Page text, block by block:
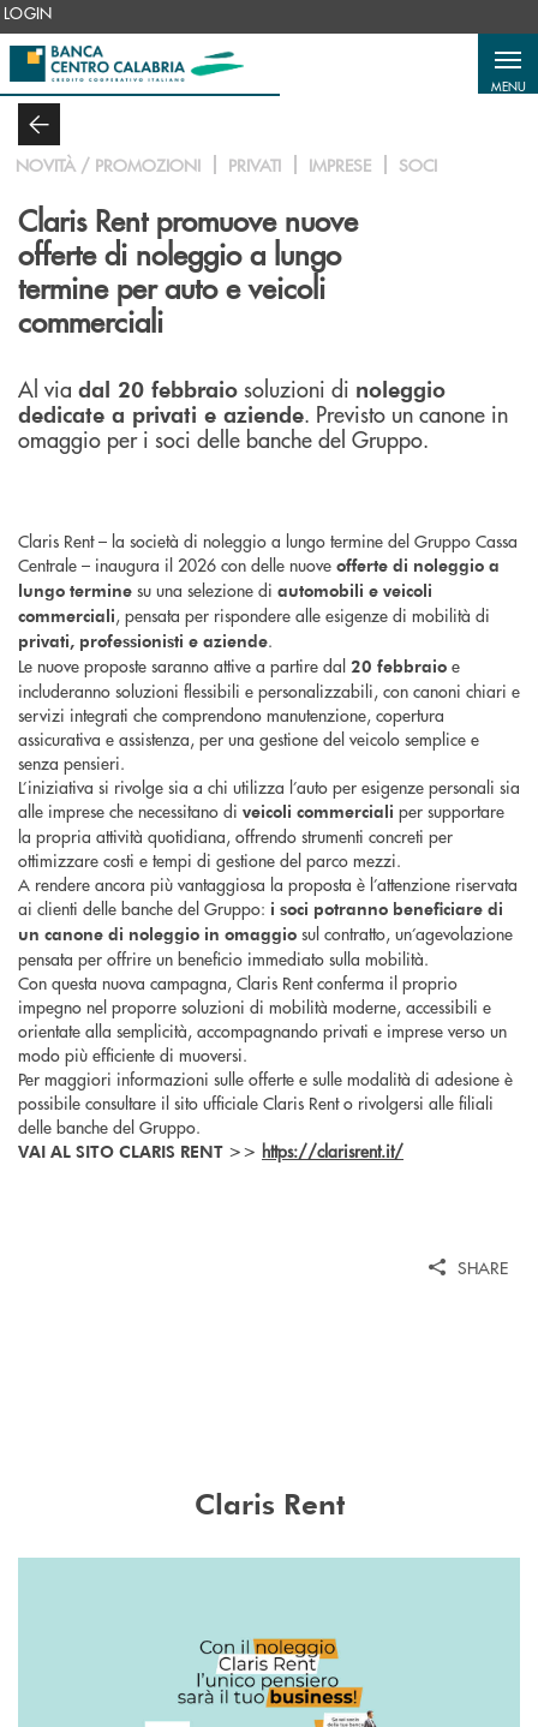
Salta al contenuto principale
LOGIN
MENU
NOVITÀ / PROMOZIONI PRIVATI IMPRESE SOCI
Claris Rent promuove nuove
offerte di noleggio a lungo
termine per auto e veicoli
commerciali
Al via dal 20 febbraio soluzioni di noleggio
dedicate a privati e aziende. Previsto un canone in
omaggio per i soci delle banche del Gruppo.
Claris Rent – la società di noleggio a lungo termine del Gruppo Cassa
Centrale – inaugura il 2026 con delle nuove offerte di noleggio a
lungo termine su una selezione di automobili e veicoli
commerciali, pensata per rispondere alle esigenze di mobilità di
privati, professionisti e aziende.
Le nuove proposte saranno attive a partire dal 20 febbraio e
includeranno soluzioni flessibili e personalizzabili, con canoni chiari e
servizi integrati che comprendono manutenzione, copertura
assicurativa e assistenza, per una gestione del veicolo semplice e
senza pensieri.
L’iniziativa si rivolge sia a chi utilizza l’auto per esigenze personali sia
alle imprese che necessitano di veicoli commerciali per supportare
la propria attività quotidiana, offrendo strumenti concreti per
ottimizzare costi e tempi di gestione del parco mezzi.
A rendere ancora più vantaggiosa la proposta è l’attenzione riservata
ai clienti delle banche del Gruppo: i soci potranno beneficiare di
un canone di noleggio in omaggio sul contratto, un’agevolazione
pensata per offrire un beneficio immediato sulla mobilità.
Con questa nuova campagna, Claris Rent conferma il proprio
impegno nel proporre soluzioni di mobilità moderne, accessibili e
orientate alla semplicità, accompagnando privati e imprese verso un
modo più efficiente di muoversi.
Per maggiori informazioni sulle offerte e sulle modalità di adesione è
possibile consultare il sito ufficiale Claris Rent o rivolgersi alle filiali
delle banche del Gruppo.
VAI AL SITO CLARIS RENT >> https://clarisrent.it/
SHARE
Claris Rent